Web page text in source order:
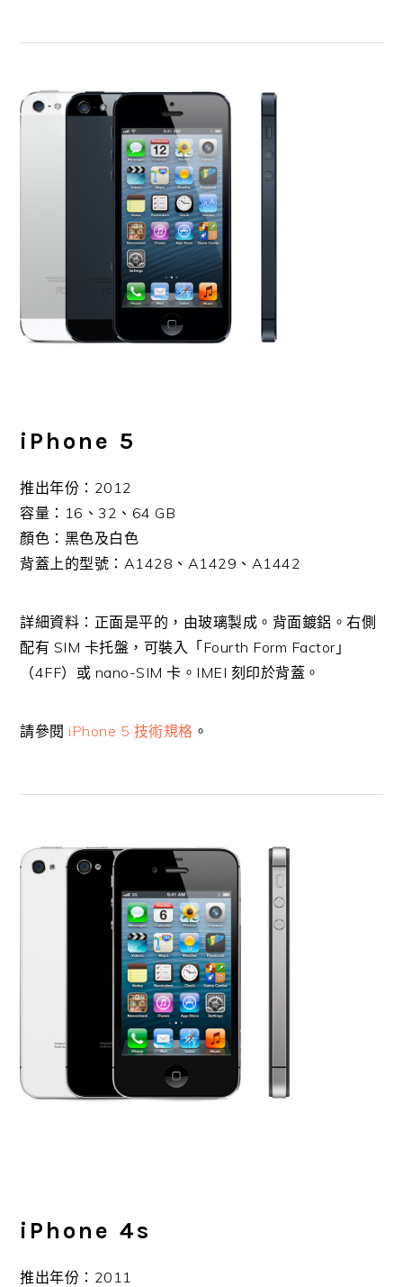
iPhone 5
推出年份：2012
容量：16、32、64 GB
顏色：黑色及白色
背蓋上的型號：A1428、A1429、A1442
詳細資料：正面是平的，由玻璃製成。背面鍍鋁。右側
配有 SIM 卡托盤，可裝入「Fourth Form Factor」
（4FF）或 nano-SIM 卡。IMEI 刻印於背蓋。
請參閱 iPhone 5 技術規格 。
iPhone 4s
推出年份：2011